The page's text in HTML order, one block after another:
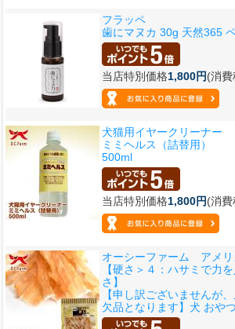
フラッペ
歯にマヌカ 30g 天然365
当店特別価格1,800円(消
犬猫用イヤークリーナー
ミミヘルス（詰替用）
500ml
当店特別価格1,800円(消
オーシーファーム アメリ
【硬さ＞４：ハサミで力
さ】
【申し訳ございませんが
欠品となります】犬 おや